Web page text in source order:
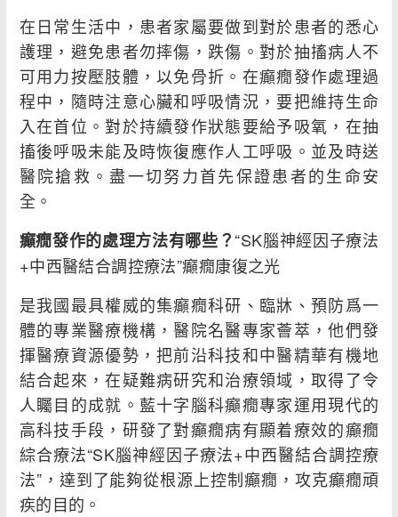
在日常生活中，患者家屬要做到對於患者的悉心
護理，避免患者勿摔傷，跌傷。對於抽搐病人不
可用力按壓肢體，以免骨折。在癲癇發作處理過
程中，隨時注意心臟和呼吸情況，要把維持生命
入在首位。對於持續發作狀態要給予吸氧，在抽
搐後呼吸未能及時恢復應作人工呼吸。並及時送
醫院搶救。盡一切努力首先保證患者的生命安
全。
癲癇發作的處理方法有哪些？“SK腦神經因子療法
+中西醫結合調控療法”癲癇康復之光
是我國最具權威的集癲癇科研、臨牀、預防爲一
體的專業醫療機構，醫院名醫專家薈萃，他們發
揮醫療資源優勢，把前沿科技和中醫精華有機地
結合起來，在疑難病研究和治療領域，取得了令
人矚目的成就。藍十字腦科癲癇專家運用現代的
高科技手段，研發了對癲癇病有顯着療效的癲癇
綜合療法“SK腦神經因子療法+中西醫結合調控療
法”，達到了能夠從根源上控制癲癇，攻克癲癇頑
疾的目的。